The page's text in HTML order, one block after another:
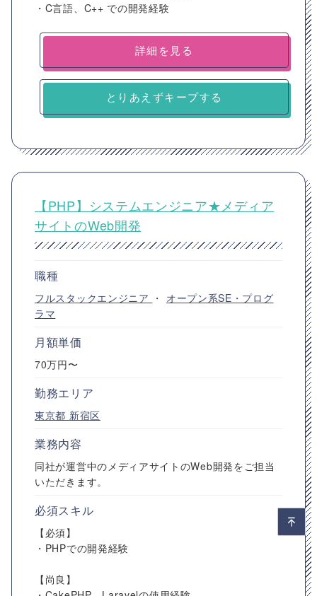
・C言語、C++ での開発経験
詳細を見る
とりあえずキープする
【PHP】システムエンジニア★メディア
サイトのWeb開発
職種
フルスタックエンジニア ・ オープン系SE・プログ
ラマ
月額単価
70万円〜
勤務エリア
東京都 新宿区
業務内容
同社が運営中のメディアサイトのWeb開発をご担当
いただきます。
必須スキル
【必須】
・PHPでの開発経験
【尚良】